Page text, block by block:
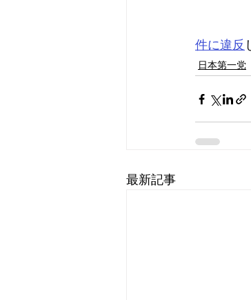
件に違反
日本第一党
最新記事